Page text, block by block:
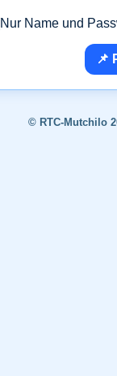
Name und
📌
© RTC-Mutchilo